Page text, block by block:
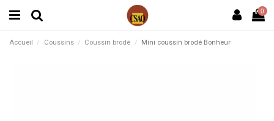
0
Accueil Coussins Coussin brodé Mini coussin brodé Bonheur